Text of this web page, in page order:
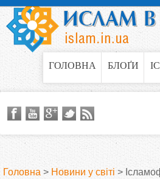
Jump to
ГОЛОВНА БЛОҐИ
Головна > Новини у світі >